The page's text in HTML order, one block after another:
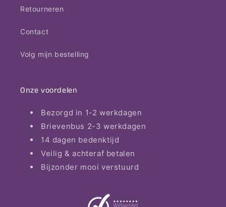
Retourneren
Contact
Volg mijn bestelling
Onze voordelen
Bezorgd in 1-2 werkdagen
Brievenbus 2-3 werkdagen
14 dagen bedenktijd
Veilig & achteraf betalen
Bijzonder mooi verstuurd